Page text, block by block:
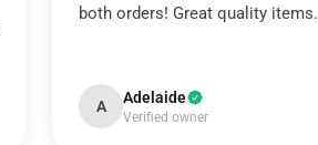
both orders! Great quality items.
A Adelaide
Verified owner